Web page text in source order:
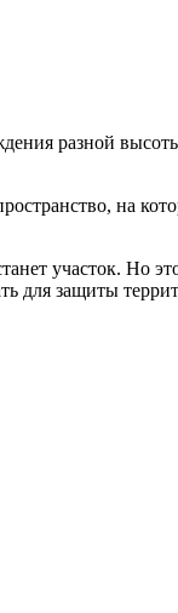
разной
на
участок. Но
для защиты